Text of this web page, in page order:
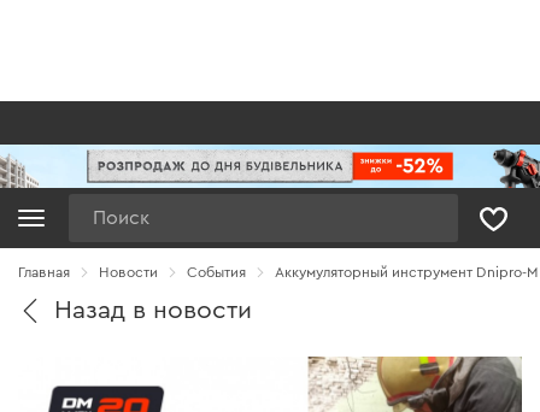
Главная Новости Cобытия Аккумуляторный инструмент Dnipro-
Назад в новости